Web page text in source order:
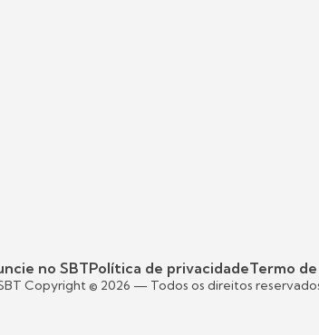
no SBTPolítica de privacidadeTermo de
Copyright © 2026 — Todos os direitos